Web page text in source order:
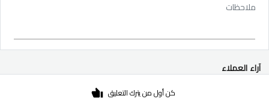
ملاحظات
آراء العملاء
كن أول من يترك التعليق